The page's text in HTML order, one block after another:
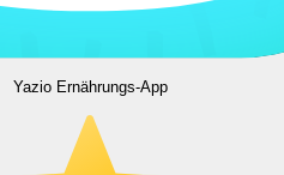
Yazio Ernährungs-App